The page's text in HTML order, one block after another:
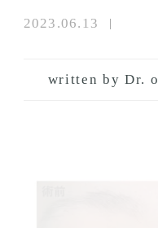
2023.06.13
written by Dr.